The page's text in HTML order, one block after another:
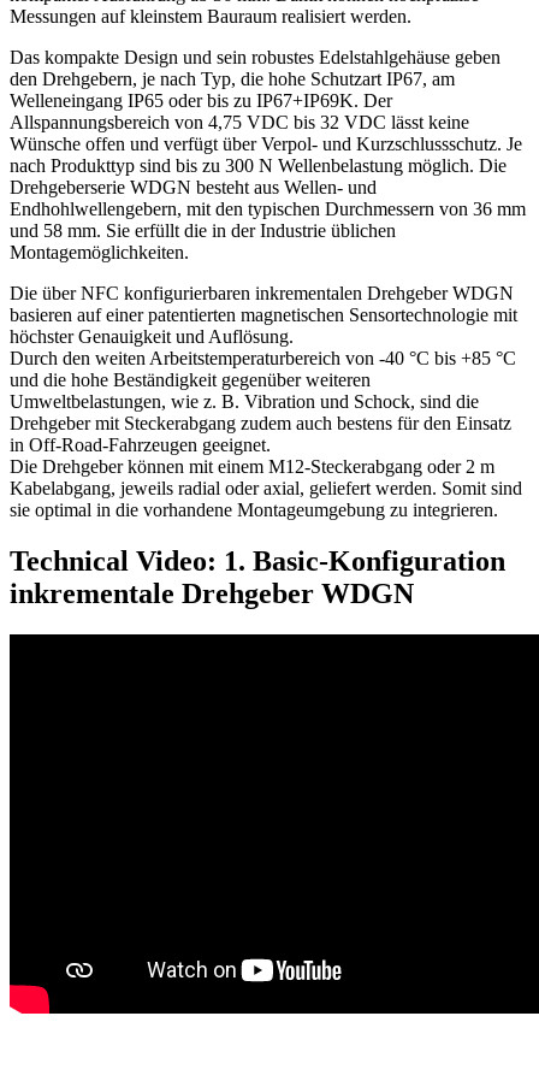
Messungen auf kleinstem Bauraum realisiert werden.
Das kompakte Design und sein robustes Edelstahlgehäuse geben
den Drehgebern, je nach Typ, die hohe Schutzart IP67, am
Welleneingang IP65 oder bis zu IP67+IP69K. Der
Allspannungsbereich von 4,75 VDC bis 32 VDC lässt keine
Wünsche offen und verfügt über Verpol- und Kurzschlussschutz. Je
nach Produkttyp sind bis zu 300 N Wellenbelastung möglich. Die
Drehgeberserie WDGN besteht aus Wellen- und
Endhohlwellengebern, mit den typischen Durchmessern von 36 mm
und 58 mm. Sie erfüllt die in der Industrie üblichen
Montagemöglichkeiten.
Die über NFC konfigurierbaren inkrementalen Drehgeber WDGN
basieren auf einer patentierten magnetischen Sensortechnologie mit
höchster Genauigkeit und Auflösung.
Durch den weiten Arbeitstemperaturbereich von -40 °C bis +85 °C
und die hohe Beständigkeit gegenüber weiteren
Umweltbelastungen, wie z. B. Vibration und Schock, sind die
Drehgeber mit Steckerabgang zudem auch bestens für den Einsatz
in Off-Road-Fahrzeugen geeignet.
Die Drehgeber können mit einem M12-Steckerabgang oder 2 m
Kabelabgang, jeweils radial oder axial, geliefert werden. Somit sind
sie optimal in die vorhandene Montageumgebung zu integrieren.
Technical Video: 1. Basic-Konfiguration
inkrementale Drehgeber WDGN